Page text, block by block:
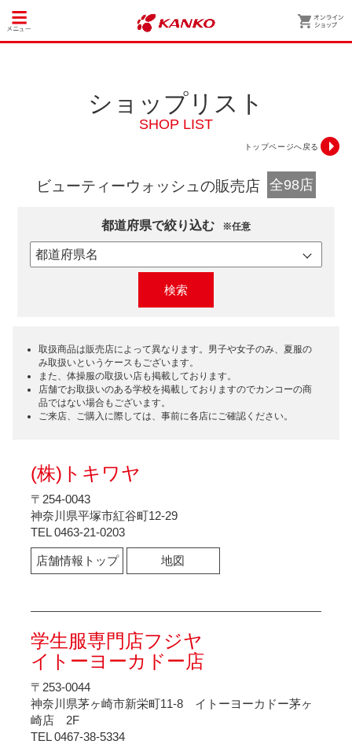
ショップリスト
SHOP LIST
トップページへ戻る
ビューティーウォッシュの販売店 全98店
都道府県で絞り込む ※任意
検索
取扱商品は販売店によって異なります。男子や女子のみ、夏服の
み取扱いというケースもございます。
また、体操服の取扱い店も掲載しております。
店舗でお取扱いのある学校を掲載しておりますのでカンコーの商
品ではない場合もございます。
ご来店、ご購入に際しては、事前に各店にご確認ください。
(株)トキワヤ
〒254-0043
神奈川県平塚市紅谷町12-29
TEL 0463-21-0203
店舗情報トップ 地図
学生服専門店フジヤ
イトーヨーカドー店
〒253-0044
神奈川県茅ヶ崎市新栄町11-8 イトーヨーカドー茅ヶ
崎店 2F
TEL 0467-38-5334